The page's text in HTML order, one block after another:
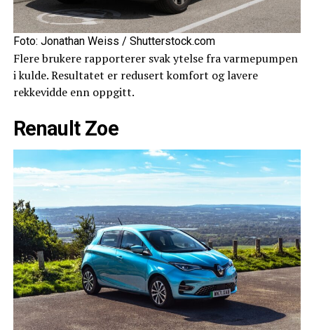
Foto: Jonathan Weiss / Shutterstock.com
Flere brukere rapporterer svak ytelse fra varmepumpen
i kulde. Resultatet er redusert komfort og lavere
rekkevidde enn oppgitt.
Renault Zoe